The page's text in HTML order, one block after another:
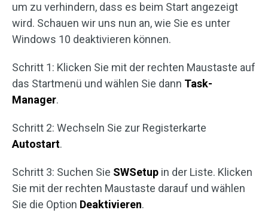
um zu verhindern, dass es beim Start angezeigt
wird. Schauen wir uns nun an, wie Sie es unter
Windows 10 deaktivieren können.
Schritt 1: Klicken Sie mit der rechten Maustaste auf
das Startmenü und wählen Sie dann Task-
Manager.
Schritt 2: Wechseln Sie zur Registerkarte
Autostart.
Schritt 3: Suchen Sie SWSetup in der Liste. Klicken
Sie mit der rechten Maustaste darauf und wählen
Sie die Option Deaktivieren.